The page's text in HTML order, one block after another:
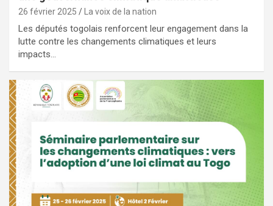
26 février 2025 La voix de la nation
Les députés togolais renforcent leur engagement dans la
lutte contre les changements climatiques et leurs
impacts…